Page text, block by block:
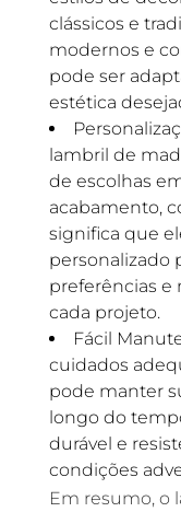
clássicos e
modernos e
pode ser
estética
lambril de
de escolhas
acabamento,
significa que
personalizado
preferências e
cada projeto.
Fácil
cuidados
pode manter
longo do
durável e
condições
Em resumo, o